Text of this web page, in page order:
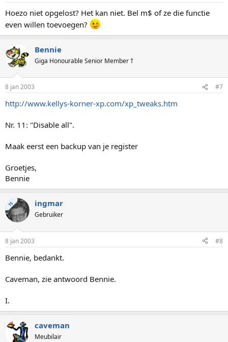
Hoezo niet opgelost? Het kan niet. Bel m$ of ze die functie
even willen toevoegen?
Bennie
Giga Honourable Senior Member †
8 jan 2003 #7
http://www.kellys-korner-xp.com/xp_tweaks.htm
Nr. 11: "Disable all".
Maak eerst een backup van je register
Groetjes,
Bennie
TS ingmar
Gebruiker
8 jan 2003 #8
Bennie, bedankt.
Caveman, zie antwoord Bennie.
I.
caveman
Meubilair